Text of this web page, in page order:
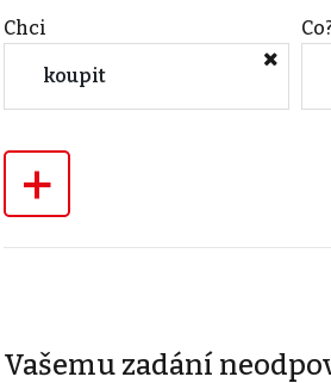
Chci
koupit
+
Vašemu zadání